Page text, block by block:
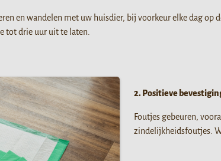
en wandelen met uw huisdier, bij voorkeur elke dag
tot drie uur uit te laten.
2. Positieve
Foutjes gebeuren,
zindelijkheidsfoutjes.